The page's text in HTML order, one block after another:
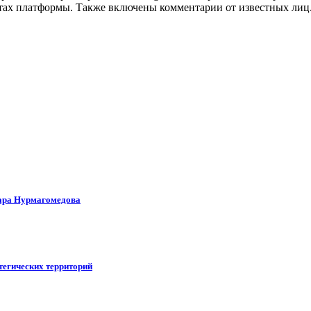
платформы. Также включены комментарии от известных
Нурмагомедова
территорий